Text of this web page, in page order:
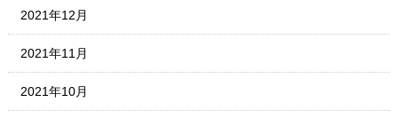
2021年12月
2021年11月
2021年10月